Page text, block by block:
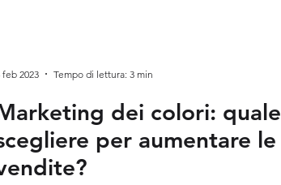
dei colori: quale
per aumentare le
feb 2023 Tempo di lettura: 3 min